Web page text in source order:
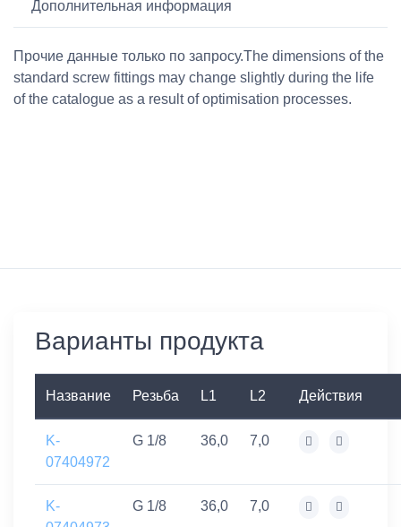
Дополнительная информация
Прочие данные только по запросу.The dimensions of the
standard screw fittings may change slightly during the life
of the catalogue as a result of optimisation processes.
Варианты продукта
Название Резьба L1 L2 Действия
K-
07404972
G 1/8 36,0 7,0
K-
G 1/8 36,0 7,0